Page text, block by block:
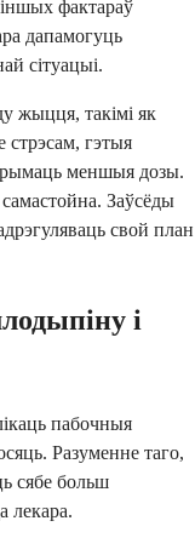
фактараў
дапамогуць
сітуацыі.
жыцця, такімі як
стрэсам, гэтыя
меншыя дозы.
Заўсёды
свой план
і
пабочныя
Разуменне таго,
сябе больш
лекара.